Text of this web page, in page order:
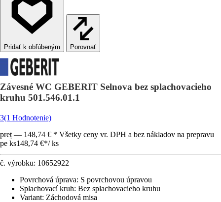
Porovnať
Závesné WC GEBERIT Selnova bez splachovacieho
kruhu 501.546.01.1
3(1 Hodnotenie)
preț — 148,74 € * Všetky ceny vr. DPH a bez nákladov na prepravu
pe ks148,74 €*/ ks
č. výrobku: 10652922
Povrchová úprava: S povrchovou úpravou
Splachovací kruh: Bez splachovacieho kruhu
Variant: Záchodová misa